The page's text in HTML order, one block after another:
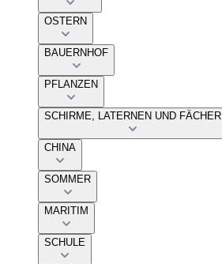
OSTERN
BAUERNHOF
PFLANZEN
SCHIRME, LATERNEN UND FÄCHER
CHINA
SOMMER
MARITIM
SCHULE